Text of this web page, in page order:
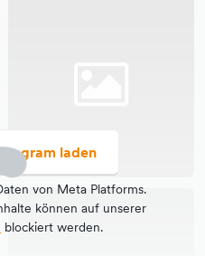
laden
von Meta Platforms.
können auf unserer
blockiert werden.